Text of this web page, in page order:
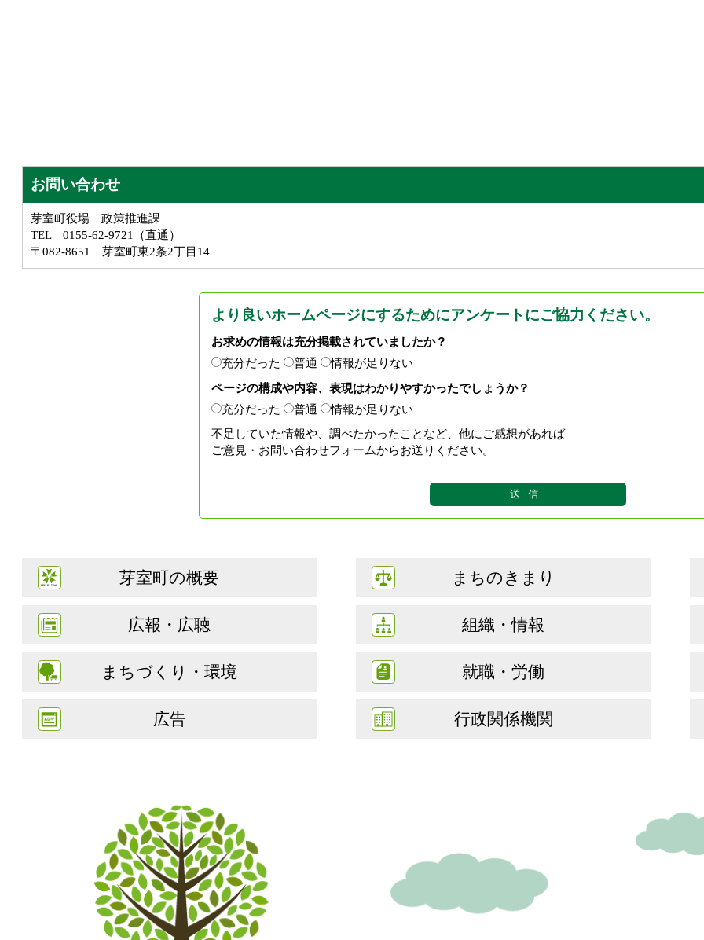
お問い合わせ
芽室町役場 政策推進課
TEL 0155-62-9721（直通）
〒082-8651 芽室町東2条2丁目14
より良いホームページにするためにアンケートにご協力ください。
お求めの情報は充分掲載されていましたか？
充分だった
普通
情報が足りない
ページの構成や内容、表現はわかりやすかったでしょうか？
充分だった
普通
情報が足りない
不足していた情報や、調べたかったことなど、他にご感想があれば
ご意見・お問い合わせフォームからお送りください。
芽室町の概要 まちのきまり
広報・広聴 組織・情報
まちづくり・環境 就職・労働
広告 行政関係機関